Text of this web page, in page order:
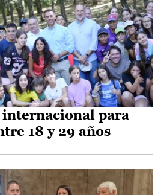
internacional para
18 y 29 años